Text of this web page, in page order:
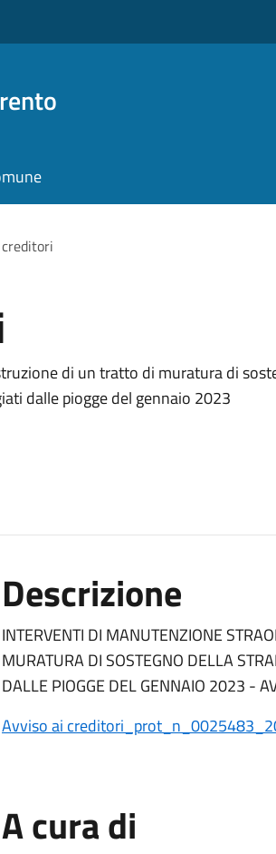
di un tratto di muratura di
dalle piogge del gennaio 2023
Descrizione
INTERVENTI DI MANUTENZIONE
MURATURA DI SOSTEGNO DELLA
DALLE PIOGGE DEL GENNAIO 2023 -
Avviso ai
A cura di